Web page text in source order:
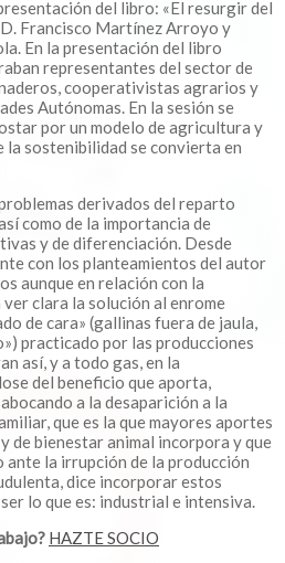
del libro: «El resurgir del
Francisco Martínez Arroyo y
En la presentación del libro
representantes del sector de
cooperativistas agrarios y
Autónomas. En la sesión se
por un modelo de agricultura y
la sostenibilidad se convierta en
derivados del reparto
como de la importancia de
y de diferenciación. Desde
con los planteamientos del autor
aunque en relación con la
clara la solución al enrome
de cara» (gallinas fuera de jaula,
practicado por las producciones
así, y a todo gas, en la
del beneficio que aporta,
a la desaparición a la
que es la que mayores aportes
de bienestar animal incorpora y que
ante la irrupción de la producción
dice incorporar estos
lo que es: industrial e intensiva.
HAZTE SOCIO